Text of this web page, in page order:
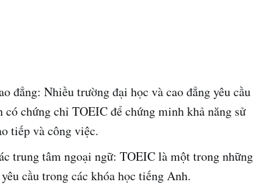
đẳng: Nhiều trường đại học và cao đẳng yêu cầu
có chứng chỉ TOEIC để chứng minh khả năng sử
tiếp và công việc.
trung tâm ngoại ngữ: TOEIC là một trong những
cầu trong các khóa học tiếng Anh.